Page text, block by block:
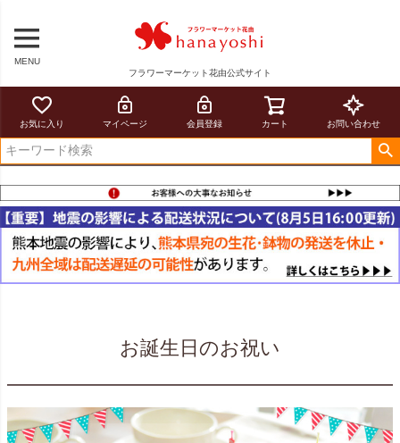
MENU
フラワーマーケット花由公式サイト
お気に入り マイページ 会員登録 カート お問い合わせ
お誕生日のお祝い